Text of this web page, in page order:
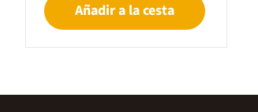
Añadir a la cesta